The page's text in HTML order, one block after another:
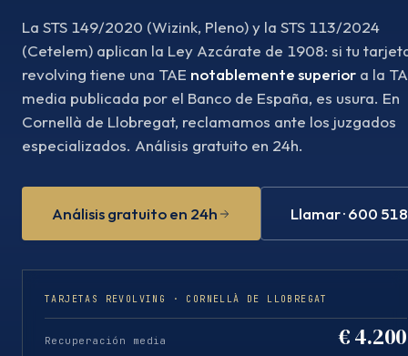
La STS 149/2020 (Wizink, Pleno) y la STS 113/2024
(Cetelem) aplican la Ley Azcárate de 1908: si tu
revolving tiene una TAE notablemente superior a la
media publicada por el Banco de España, es usura. En
Cornellà de Llobregat, reclamamos ante los juzgados
especializados. Análisis gratuito en 24h.
Análisis gratuito en 24h Llamar · 600
TARJETAS REVOLVING · CORNELLÀ DE LLOBREGAT
Recuperación media € 4.200